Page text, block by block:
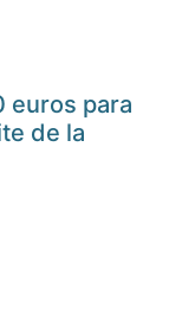
euros para
de la